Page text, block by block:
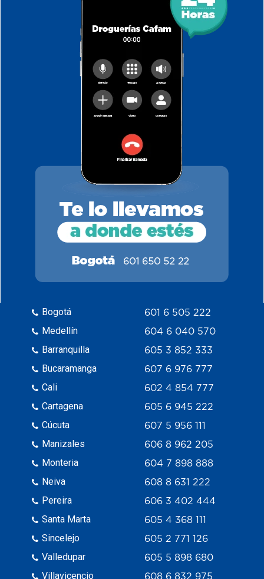
Bogotá
Medellín
Barranquilla
Bucaramanga
Cali
Cartagena
Cúcuta
Manizales
Monteria
Neiva
Pereira
Santa Marta
Sincelejo
Valledupar
Villavicencio
601 6 505 222
604 6 040 570
605 3 852 333
607 6 976 777
602 4 854 777
605 6 945 222
607 5 956 111
606 8 962 205
604 7 898 888
608 8 631 222
606 3 402 444
605 4 368 111
605 2 771 126
605 5 898 680
608 6 832 975